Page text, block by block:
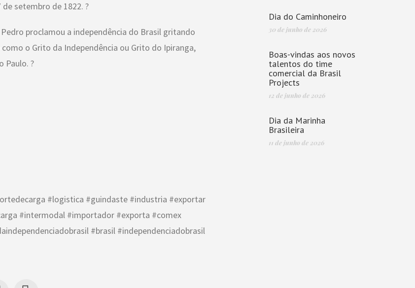
setembro de 1822. ?
proclamou a independência do Brasil gritando
o Grito da Independência ou Grito do Ipiranga,
Paulo. ?
#logistica #guindaste #industria #exportar
#intermodal #importador #exporta #comex
#brasil #independenciadobrasil
Dia do Caminhoneiro
30 de junho de 2026
Boas-vindas aos novos
talentos do time
comercial da Brasil
Projects
12 de junho de 2026
Dia da Marinha
Brasileira
11 de junho de 2026